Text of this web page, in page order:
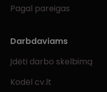
Pagal pareigas
Darbdaviams
Įdėti darbo skelbimą
Kodėl cv.lt